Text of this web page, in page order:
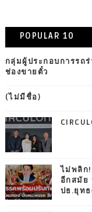
POPULAR 10
กลุ่มผู้ประกอบการรถ
ช่องขายตั๋ว
(ไม่มีชื่อ)
ไม่พลิก
อีกสมัย
ปธ.ยุท